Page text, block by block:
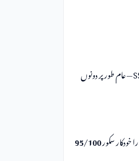
سے ملتا جلتا میٹا ڈیٹا والی سائٹس — 5.4 سال، India ہوسٹنگ، درست SSL — عام طور پر دونوں
خودکار سکور95/100